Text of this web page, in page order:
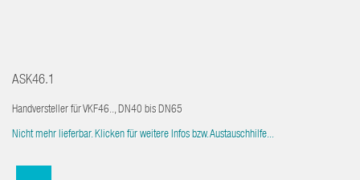
ASK46.1
Handversteller für VKF46.., DN40 bis DN65
Nicht mehr lieferbar. Klicken für weitere Infos bzw. Austauschhilfe...